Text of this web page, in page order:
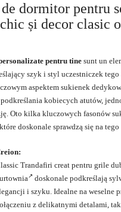
dormitor pentru
și decor clasic
pentru tine sunt un
szyk i styl uczestniczek
aspektem sukienek
kobiecych atutów,
Oto kilka kluczowych fasonów
doskonale sprawdzą się na
Trandafiri creat pentru grile
doskonale podkreślają
i szyku. Idealne na weselne
z delikatnymi detalami,